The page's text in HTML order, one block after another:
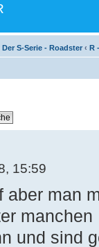
Der S-Serie - Roadster ‹ R
15:59
man
und sind